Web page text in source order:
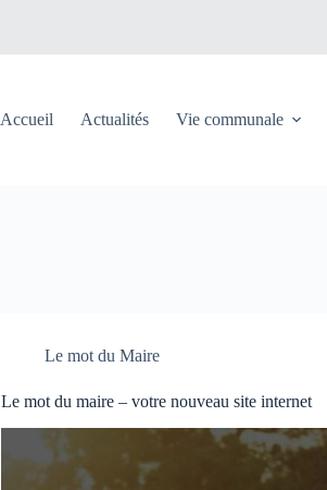
Accueil Actualités Vie communale
Le mot du Maire
Le mot du maire – votre nouveau site internet